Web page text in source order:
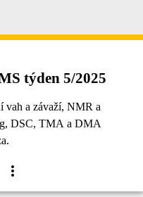
týden 5/2025
vah a závaží, NMR a
DSC, TMA a DMA